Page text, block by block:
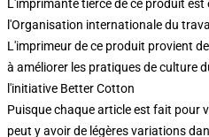
L'imprimante tierce de ce produit est
l'Organisation internationale du
L'imprimeur de ce produit provient
à améliorer les pratiques de culture
l'initiative Better Cotton
Puisque chaque article est fait pour
peut y avoir de légères variations